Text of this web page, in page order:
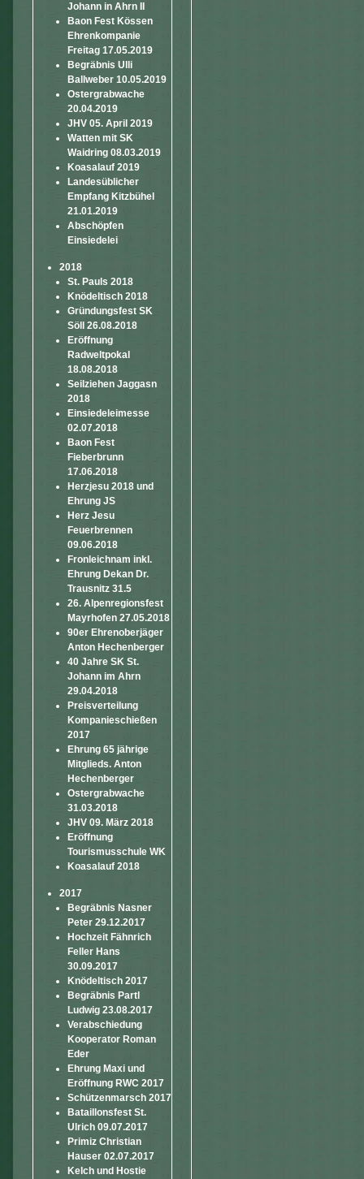
Johann in Ahrn II
Baon Fest Kössen
Ehrenkompanie
Freitag 17.05.2019
Begräbnis Ulli
Ballweber 10.05.2019
Ostergrabwache
20.04.2019
JHV 05. April 2019
Watten mit SK
Waidring 08.03.2019
Koasalauf 2019
Landesüblicher
Empfang Kitzbühel
21.01.2019
Abschöpfen
Einsiedelei
2018
St. Pauls 2018
Knödeltisch 2018
Gründungsfest SK
Söll 26.08.2018
Eröffnung
Radweltpokal
18.08.2018
Seilziehen Jaggasn
2018
Einsiedeleimesse
02.07.2018
Baon Fest
Fieberbrunn
17.06.2018
Herzjesu 2018 und
Ehrung JS
Herz Jesu
Feuerbrennen
09.06.2018
Fronleichnam inkl.
Ehrung Dekan Dr.
Trausnitz 31.5
26. Alpenregionsfest
Mayrhofen 27.05.2018
90er Ehrenoberjäger
Anton Hechenberger
40 Jahre SK St.
Johann im Ahrn
29.04.2018
Preisverteilung
Kompanieschießen
2017
Ehrung 65 jährige
Mitglieds. Anton
Hechenberger
Ostergrabwache
31.03.2018
JHV 09. März 2018
Eröffnung
Tourismusschule WK
Koasalauf 2018
2017
Begräbnis Nasner
Peter 29.12.2017
Hochzeit Fähnrich
Feller Hans
30.09.2017
Knödeltisch 2017
Begräbnis Partl
Ludwig 23.08.2017
Verabschiedung
Kooperator Roman
Eder
Ehrung Maxi und
Eröffnung RWC 2017
Schützenmarsch 2017
Bataillonsfest St.
Ulrich 09.07.2017
Primiz Christian
Hauser 02.07.2017
Kelch und Hostie